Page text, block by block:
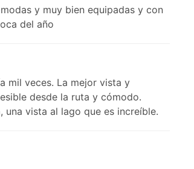
y muy bien equipadas y con
del año
mil veces. La mejor vista y
desde la ruta y cómodo.
vista al lago que es increíble.